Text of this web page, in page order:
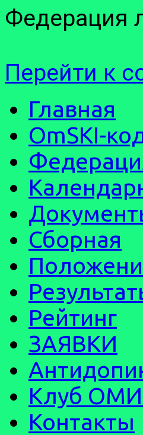
Федерация
Перейти к
Главная
OmSKI-
Сборная
Рейтинг
ЗАЯВКИ
Клуб
Контакты